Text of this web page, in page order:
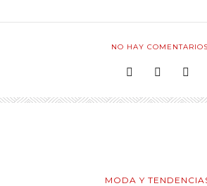
NO HAY COMENTARIOS
MODA Y